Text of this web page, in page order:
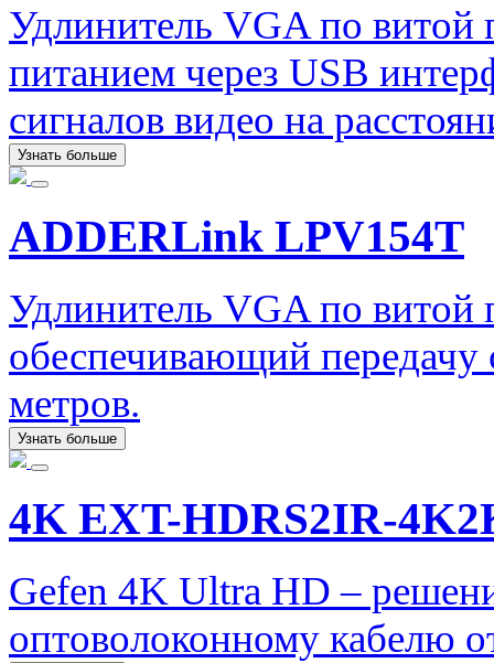
Удлинитель VGA по
питанием через USB
сигналов видео на
Узнать больше
ADDERLink LPV154T
Удлинитель VGA по
обеспечивающий передачу
метров.
Узнать больше
4K EXT-HDRS2IR-
Gefen 4K Ultra HD –
оптоволоконному кабелю